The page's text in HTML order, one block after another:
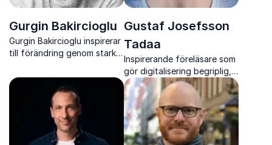
Gurgin Bakircioglu
Gurgin Bakircioglu inspirerar
till förändring genom starka
klimaträttvisa, minimalism
och inkludering
Gustaf Josefsson
Tadaa
Inspirerande föreläsare som
gör digitalisering begriplig,
mänsklig och direkt
användbar i både vardag
och verksamhet